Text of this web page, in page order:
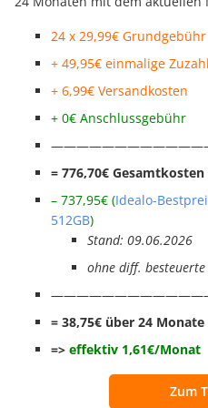
24 x 29,99€ Grundgebühr
+ 49,95€ einmalige
+ 6,99€ Versandkosten
+ 0€ Anschlussgebühr
= 776,70€
– 737,95€ (Idealo-
512GB)
Stand: 09.06.2026
ohne diff.
= 38,75€ über 24 Monate
=> effektiv 1,61€/Monat
Zum